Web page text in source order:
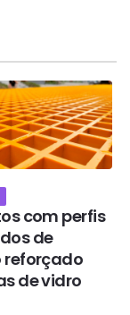
com perfis
de
reforçado
de vidro